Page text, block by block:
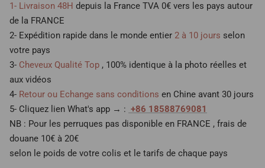
1- Livraison 48H depuis la France TVA 0€ vers les pays autour
de la FRANCE
2- Expédition rapide dans le monde entier 2 à 10 jours selon
votre pays
3- Cheveux Qualité Top , 100% identique à la photo réelles et
aux vidéos
4- Retour ou Echange sans conditions en Chine avant 30 jours
5- Cliquez lien What's app → : +86 18588769081
NB : Pour les perruques pas disponible en FRANCE , frais de
douane 10€ à 20€
selon le poids de votre colis et le tarifs de chaque pays